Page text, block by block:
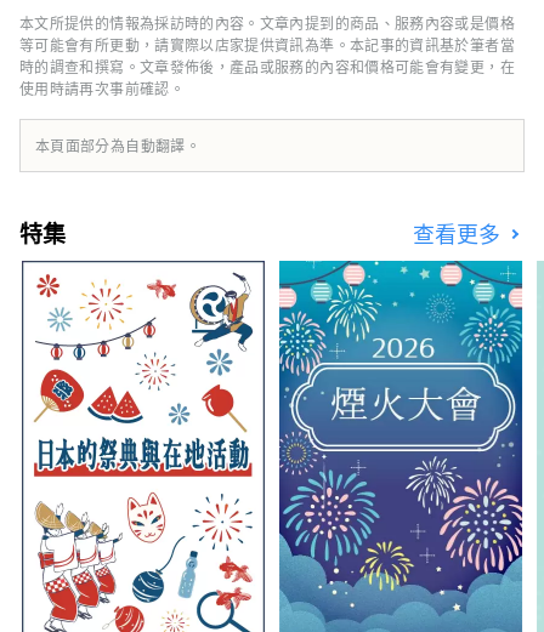
本文所提供的情報為採訪時的內容。文章內提到的商品、服務內容或是價格
等可能會有所更動，請實際以店家提供資訊為準。本記事的資訊基於筆者當
時的調查和撰寫。文章發佈後，產品或服務的內容和價格可能會有變更，在
使用時請再次事前確認。
本頁面部分為自動翻譯。
特集 查看更多